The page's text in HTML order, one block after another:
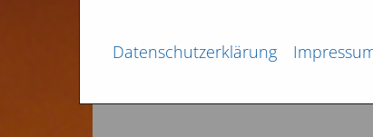
Datenschutzerklärung